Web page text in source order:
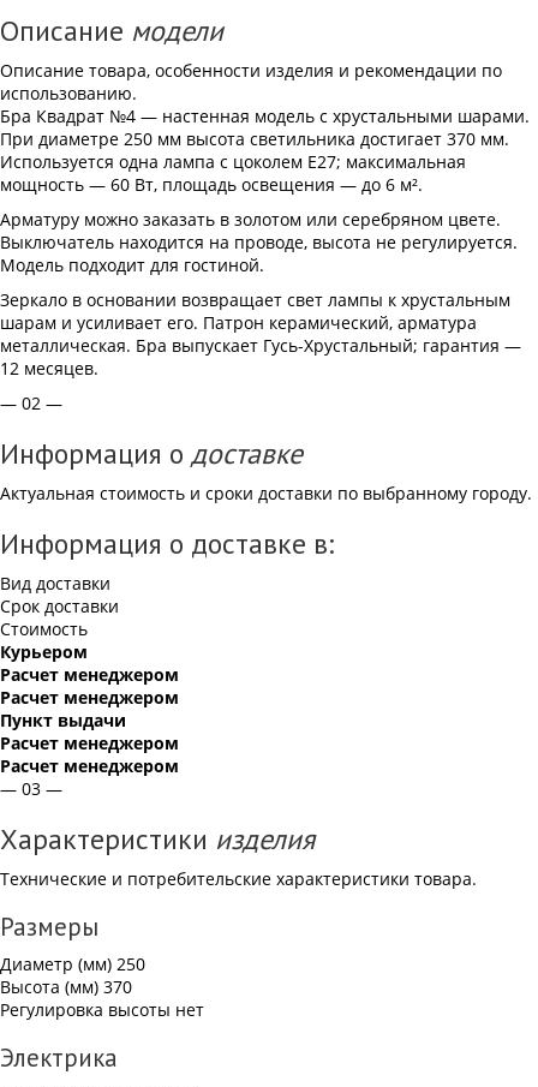
Описание модели
Описание товара, особенности изделия и рекомендации по
использованию.
Бра Квадрат №4 — настенная модель с хрустальными шарами.
При диаметре 250 мм высота светильника достигает 370 мм.
Используется одна лампа с цоколем Е27; максимальная
мощность — 60 Вт, площадь освещения — до 6 м².
Арматуру можно заказать в золотом или серебряном цвете.
Выключатель находится на проводе, высота не регулируется.
Модель подходит для гостиной.
Зеркало в основании возвращает свет лампы к хрустальным
шарам и усиливает его. Патрон керамический, арматура
металлическая. Бра выпускает Гусь-Хрустальный; гарантия —
12 месяцев.
— 02 —
Информация о доставке
Актуальная стоимость и сроки доставки по выбранному городу.
Информация о доставке в:
Вид доставки
Срок доставки
Стоимость
Курьером
Расчет менеджером
Расчет менеджером
Пункт выдачи
Расчет менеджером
Расчет менеджером
— 03 —
Характеристики изделия
Технические и потребительские характеристики товара.
Размеры
Диаметр (мм) 250
Высота (мм) 370
Регулировка высоты нет
Электрика